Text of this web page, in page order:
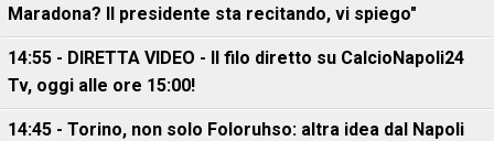
Maradona? Il presidente sta recitando, vi spiego"
14:55 - DIRETTA VIDEO - Il filo diretto su CalcioNapoli24
Tv, oggi alle ore 15:00!
14:45 - Torino, non solo Foloruhso: altra idea dal Napoli